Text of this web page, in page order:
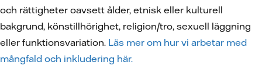
och rättigheter oavsett ålder, etnisk eller kulturell
bakgrund, könstillhörighet, religion/tro, sexuell läggning
eller funktionsvariation. Läs mer om hur vi arbetar med
mångfald och inkludering här.